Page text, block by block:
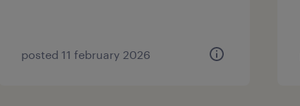
posted 11 february 2026